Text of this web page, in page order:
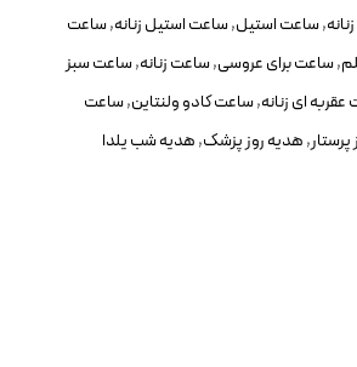
,ساعت استیل,ساعت استیل زنانه,ساعت
,ساعت برای عروسی,ساعت زنانه,ساعت سبز
ای زنانه,ساعت کادو ولنتاین,ساعت
,هدیه روز پزشک,هدیه شب یلدا